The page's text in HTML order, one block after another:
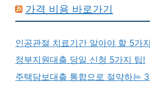
가격 비용 바로가기
인공관절 치료기간 알아야 할 5가지
정부지원대출 당일 신청 5가지 팁!
주택담보대출 통합으로 절약하는